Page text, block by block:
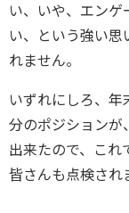
い、いや、エン
い、という強い
れません。
いずれにしろ、
分のポジションが
出来たので、これ
皆さんも点検され